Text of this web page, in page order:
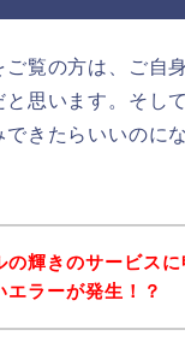
覧の方は、ご自
思います。そし
きたらいいのに
の輝きのサービス
エラーが発生！？